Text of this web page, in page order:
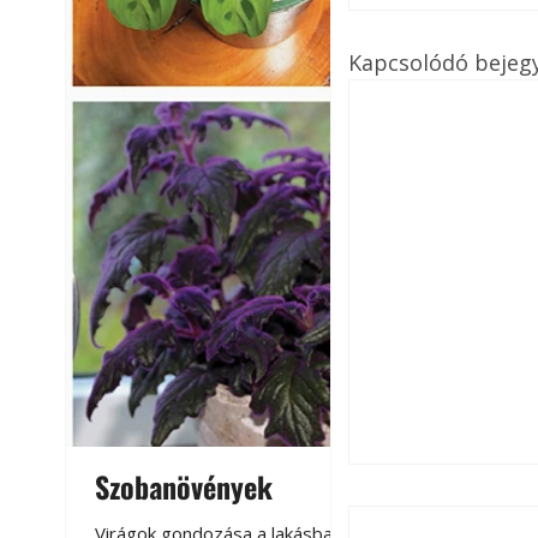
Szobanövények
Kapcsolódó